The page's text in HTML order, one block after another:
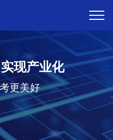
现产业化
更美好